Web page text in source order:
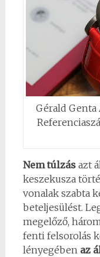
Gérald Genta
Nem túlzásazt
keszekusza
vonalak szabta
beteljesülést.
megelőző,
fenti felsorolás
lényegében az